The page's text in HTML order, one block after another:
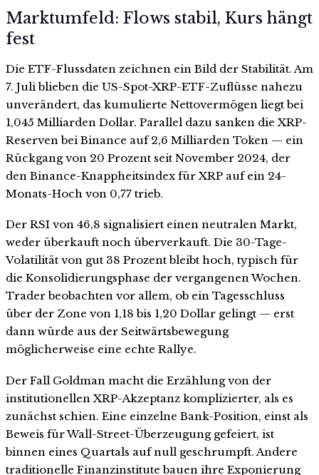
Marktumfeld: Flows stabil, Kurs hängt
fest
Die ETF-Flussdaten zeichnen ein Bild der Stabilität. Am
7. Juli blieben die US-Spot-XRP-ETF-Zuflüsse nahezu
unverändert, das kumulierte Nettovermögen liegt bei
1,045 Milliarden Dollar. Parallel dazu sanken die XRP-
Reserven bei Binance auf 2,6 Milliarden Token — ein
Rückgang von 20 Prozent seit November 2024, der
den Binance-Knappheitsindex für XRP auf ein 24-
Monats-Hoch von 0,77 trieb.
Der RSI von 46,8 signalisiert einen neutralen Markt,
weder überkauft noch überverkauft. Die 30-Tage-
Volatilität von gut 38 Prozent bleibt hoch, typisch für
die Konsolidierungsphase der vergangenen Wochen.
Trader beobachten vor allem, ob ein Tagesschluss
über der Zone von 1,18 bis 1,20 Dollar gelingt — erst
dann würde aus der Seitwärtsbewegung
möglicherweise eine echte Rallye.
Der Fall Goldman macht die Erzählung von der
institutionellen XRP-Akzeptanz komplizierter, als es
zunächst schien. Eine einzelne Bank-Position, einst als
Beweis für Wall-Street-Überzeugung gefeiert, ist
binnen eines Quartals auf null geschrumpft. Andere
traditionelle Finanzinstitute bauen ihre Exponierung